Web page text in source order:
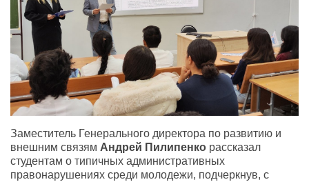
Заместитель Генерального директора по развитию и
внешним связям Андрей Пилипенко рассказал
студентам о типичных административных
правонарушениях среди молодежи, подчеркнув, с